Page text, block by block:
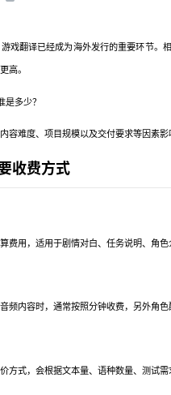
翻译已经成为海外发行的重要环节。
高。
难度、项目规模以及交付要求等因素影
收费方式
用，适用于剧情对白、任务说明、角色
内容时，通常按照分钟收费，另外角色
式，会根据文本量、语种数量、测试需